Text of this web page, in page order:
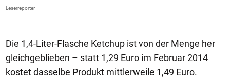
Leserreporter
Die 1,4-Liter-Flasche Ketchup ist von der Menge her
gleichgeblieben – statt 1,29 Euro im Februar 2014
kostet dasselbe Produkt mittlerweile 1,49 Euro.